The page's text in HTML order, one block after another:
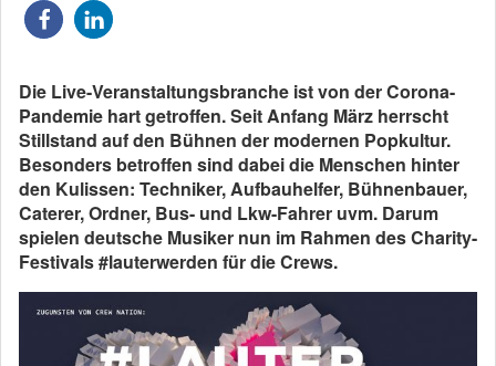
Die Live-Veranstaltungsbranche ist von der Corona-
Pandemie hart getroffen. Seit Anfang März herrscht
Stillstand auf den Bühnen der modernen Popkultur.
Besonders betroffen sind dabei die Menschen hinter
den Kulissen: Techniker, Aufbauhelfer, Bühnenbauer,
Caterer, Ordner, Bus- und Lkw-Fahrer uvm. Darum
spielen deutsche Musiker nun im Rahmen des Charity-
Festivals #lauterwerden für die Crews.